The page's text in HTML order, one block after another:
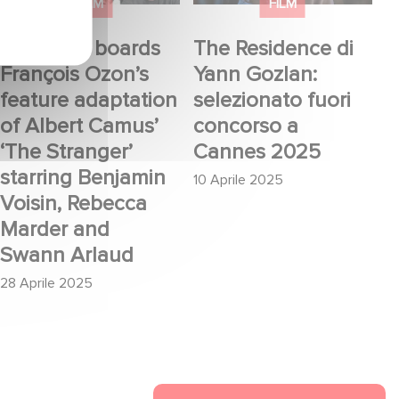
FILM
Gaumont boards
François Ozon’s
feature adaptation
of Albert Camus’
‘The Stranger’
starring Benjamin
Voisin, Rebecca
Marder and
Swann Arlaud
28 Aprile 2025
Benjamin Voisin,
Rebecca Marder and
Swann Arlaud
FILM
The Residence di
Yann Gozlan:
selezionato fuori
concorso a
Cannes 2025
10 Aprile 2025